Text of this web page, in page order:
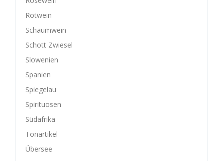
Rotwein
Schaumwein
Schott Zwiesel
Slowenien
Spanien
Spiegelau
Spirituosen
Südafrika
Tonartikel
Übersee